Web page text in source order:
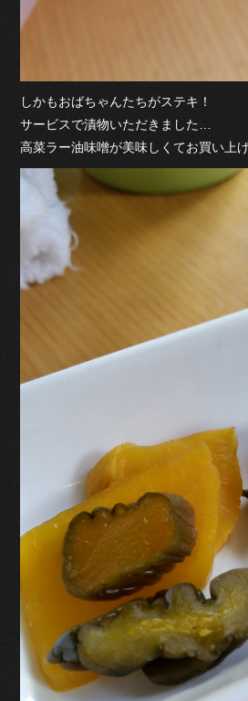
しかもおばちゃんたちがステキ！
サービスで漬物いただきました…
高菜ラー油味噌が美味しくてお買い上